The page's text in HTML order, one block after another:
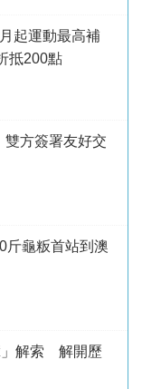
起運動最高補
抵200點
方簽署友好交
龜粄首站到澳
」解索 解開歷